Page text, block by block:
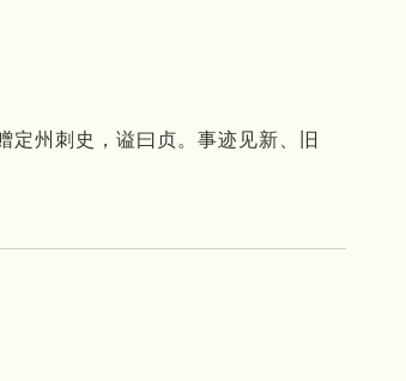
定州刺史，谥曰贞。事迹见新、旧